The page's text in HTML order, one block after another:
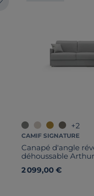
+2
CAMIF SIGNATURE
Canapé d'angle
déhoussable Arthur
2 099,00 €